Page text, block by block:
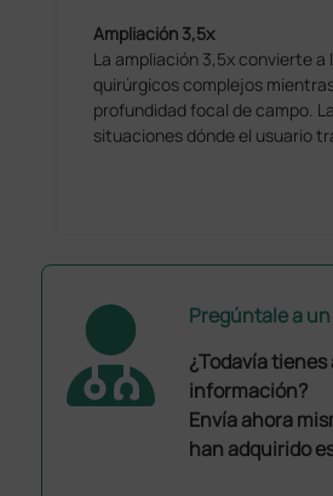
Ampliación 3,5x
La ampliación 3,5x convierte a
quirúrgicos complejos
profundidad focal de campo.
situaciones dónde el usuario
Pregúntale a
¿Todavía
información?
Envía ahora
han adquirido